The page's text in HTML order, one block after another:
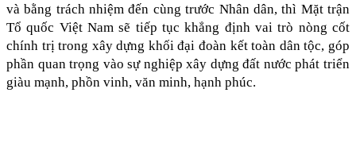
và bằng trách nhiệm đến cùng trước Nhân dân, thì Mặt trận
Tổ quốc Việt Nam sẽ tiếp tục khẳng định vai trò nòng cốt
chính trị trong xây dựng khối đại đoàn kết toàn dân tộc, góp
phần quan trọng vào sự nghiệp xây dựng đất nước phát triển
giàu mạnh, phồn vinh, văn minh, hạnh phúc.